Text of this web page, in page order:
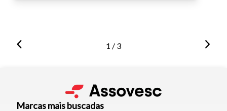
1 / 3
Marcas mais buscadas